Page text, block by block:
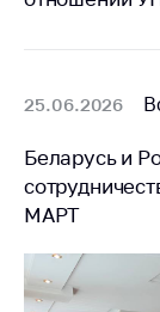
Защита
25.06.2026
Беларусь и
МАРТ